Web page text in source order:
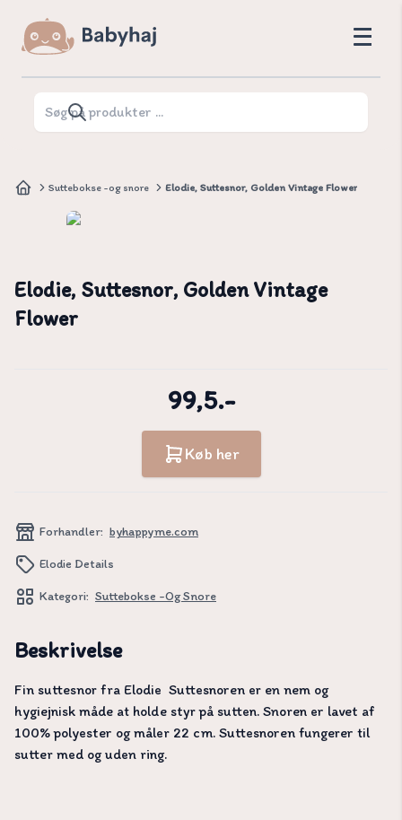
Suttebokse -og snore Elodie, Suttesnor, Golden Vintage Flower
Elodie, Suttesnor, Golden Vintage
Flower
99,5.-
Køb her
Forhandler: byhappyme.com
Elodie Details
Kategori: Suttebokse -og Snore
Beskrivelse
Fin suttesnor fra Elodie Suttesnoren er en nem og
hygiejnisk måde at holde styr på sutten. Snoren er lavet af
100% polyester og måler 22 cm. Suttesnoren fungerer til
sutter med og uden ring.